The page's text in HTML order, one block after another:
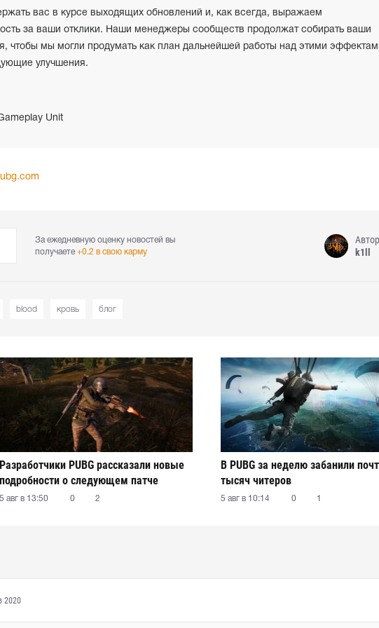
вас в курсе выходящих обновлений и, как всегда, выражаем
за ваши отклики. Наши менеджеры сообществ продолжат собирать ваши
чтобы мы могли продумать как план дальнейшей работы над этими
улучшения.
Unit
За ежедневную оценку новостей вы
получаете +0.2 в свою карму
Автор
k1ll
blood кровь блог
Разработчики PUBG рассказали новые
подробности о следующем патче
5 авг в 13:50 0 2
В PUBG за неделю забанили
тысяч читеров
5 авг в 10:14 0 1
2020